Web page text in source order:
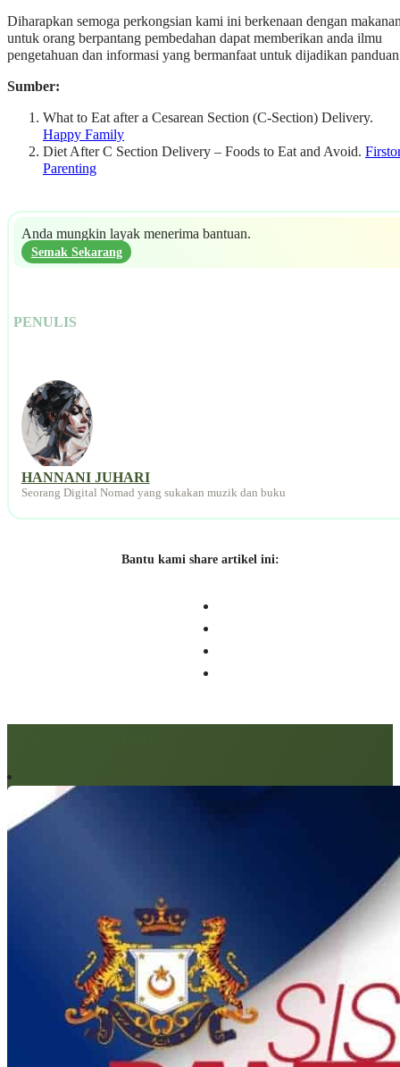
Diharapkan semoga perkongsian kami ini berkenaan dengan
untuk orang berpantang pembedahan dapat memberikan anda ilmu
pengetahuan dan informasi yang bermanfaat untuk dijadikan
Sumber:
What to Eat after a Cesarean Section (C-Section) Delivery.
Happy Family
Diet After C Section Delivery – Foods to Eat and Avoid.
Parenting
Anda mungkin layak menerima bantuan.
Semak Sekarang
PENULIS
HANNANI JUHARI
Seorang Digital Nomad yang sukakan muzik dan buku
Bantu kami share artikel ini: